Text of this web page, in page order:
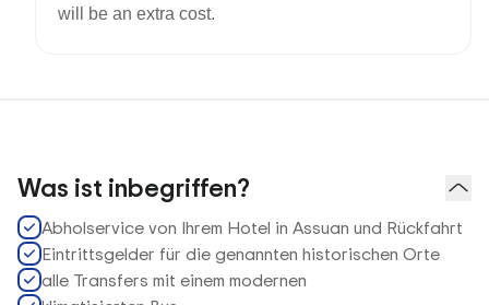
will be an extra cost.
Was ist inbegriffen?
Abholservice von Ihrem Hotel in Assuan und Rückfahrt
Eintrittsgelder für die genannten historischen Orte
alle Transfers mit einem modernen